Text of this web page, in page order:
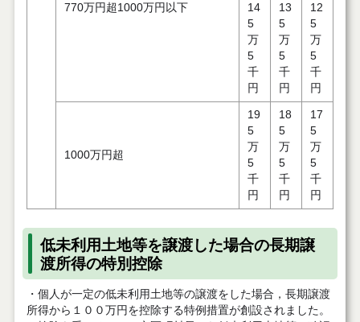
770万円超1000万円以下
14
5
万
5
千
円
13
5
万
5
千
円
12
5
万
5
千
円
1000万円超
19
5
万
5
千
円
18
5
万
5
千
円
17
5
万
5
千
円
低未利用土地等を譲渡した場合の長期譲
渡所得の特別控除
・個人が一定の低未利用土地等の譲渡をした場合，長期譲渡
所得から１００万円を控除する特例措置が創設されました。